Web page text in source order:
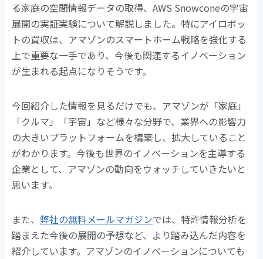
る家庭の空間情報データの取得、AWS Snowconeの宇宙
展開の実証実験について解説しました。特にアイロボッ
トの買収は、アマゾンのスマートホーム戦略を強化する
上で重要な一手であり、今後も関連するイノベーション
が生まれる起点になりそうです。
今回紹介した情報を見るだけでも、アマゾンが「家庭」
「クルマ」「宇宙」など様々な分野で、業界への影響力
の大きいプラットフォームを構築し、拡大していること
がわかります。今後も世界のイノベーションを主導する
企業として、アマゾンの動向をウォッチしていきたいと
思います。
また、弊社の無料メールマガジンでは、特許情報分析を
踏まえた今後の展開の予想など、より踏み込んだ内容を
紹介しています。アマゾンのイノベーションについても